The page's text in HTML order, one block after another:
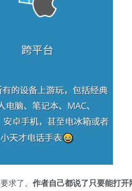
求了。 作者自己都说了只要能打开